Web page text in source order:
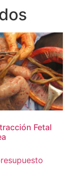
Fetal